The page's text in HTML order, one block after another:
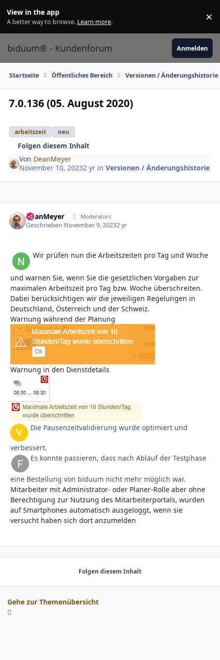
View in the app
A better way to browse. Learn more. ×
biduum® - Kundenforum Anmelden
Startseite Öffentliches Bereich Versionen / Änderungshistorie
7.0.136 (05. August 2020)
arbeitszeit neu
Folgen diesem Inhalt
Von DeanMeyer
November 10, 20232 yr inVersionen / Änderungshistorie
DeanMeyer Moderators
Geschrieben November 9, 20232 yr
Wir prüfen nun die Arbeitszeiten pro Tag und Woche
und warnen Sie, wenn Sie die gesetzlichen Vorgaben zur
maximalen Arbeitszeit pro Tag bzw. Woche überschreiten.
Dabei berücksichtigen wir die jeweiligen Regelungen in
Deutschland, Österreich und der Schweiz.
Warnung während der Planung
Warnung in den Dienstdetails
Die Pausenzeitvalidierung wurde optimiert und
verbessert.
Es konnte passieren, dass nach Ablauf der Testphase
eine Bestellung von biduum nicht mehr möglich war.
Mitarbeiter mit Administrator- oder Planer-Rolle aber ohne
Berechtigung zur Nutzung des Mitarbeiterportals, wurden
auf Smartphones automatisch ausgeloggt, wenn sie
versucht haben sich dort anzumelden
Folgen diesem Inhalt
Gehe zur Themenübersicht